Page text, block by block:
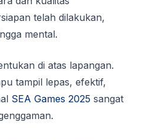
telah dilakukan,
mental.
di atas lapangan.
tampil lepas, efektif,
SEA Games 2025 sangat